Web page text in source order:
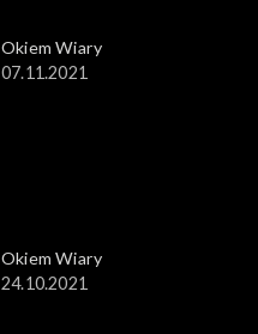
Okiem Wiary
07.11.2021
Okiem Wiary
24.10.2021